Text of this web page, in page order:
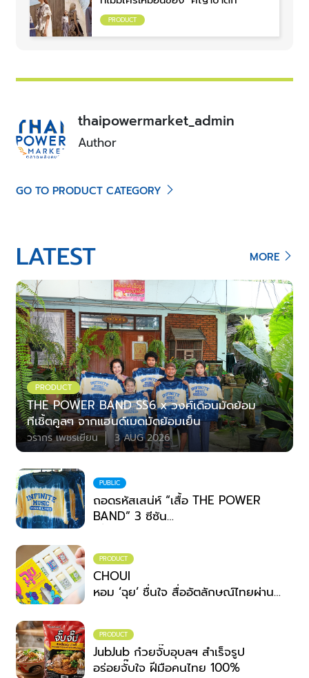
PRODUCT
thaipowermarket_admin
Author
GO TO PRODUCT CATEGORY
LATEST MORE
PRODUCT
THE POWER BAND SS6 x วงศ์เดือนมัดย้อม
ทีเชิ้ตคูลๆ จากแฮนด์เมดมัดย้อมเย็น
วรากร เพชรเยียน 3 AUG 2026
PUBLIC
ถอดรหัสเสน่ห์ “เสื้อ THE POWER
BAND” 3 ซีซัน
สวมพลังสร้างสรรค์ที่ไม่สิ้นสุด
PRODUCT
CHOUI
หอม ‘ฉุย’ ชื่นใจ สื่ออัตลักษณ์ไทยผ่าน
PRODUCT
JubJub ก๋วยจั๊บอุบลฯ สำเร็จรูป
อร่อยจั๊บใจ ฝีมือคนไทย 100%